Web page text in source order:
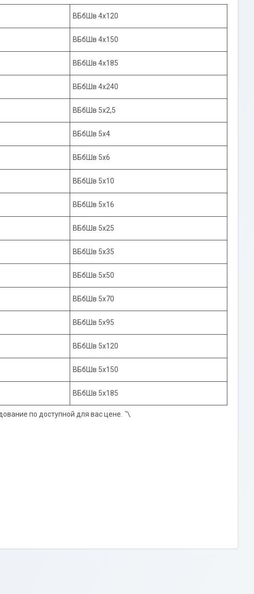
ВБбШв 4х120
ВБбШв 4х150
ВБбШв 4х185
ВБбШв 4х240
ВБбШв 5х2,5
ВБбШв 5х4
ВБбШв 5х6
ВБбШв 5х10
ВБбШв 5х16
ВБбШв 5х25
ВБбШв 5х35
ВБбШв 5х50
ВБбШв 5х70
ВБбШв 5х95
ВБбШв 5х120
ВБбШв 5х150
ВБбШв 5х185
по доступной для вас цене. 〽️